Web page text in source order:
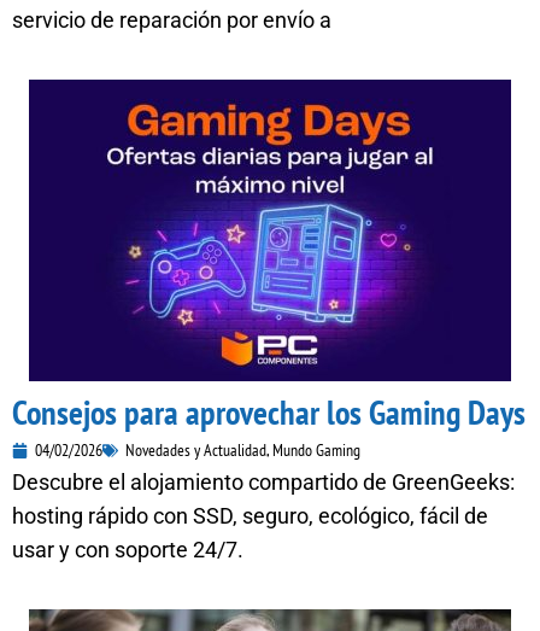
servicio de reparación por envío a
Consejos para aprovechar los Gaming Days
04/02/2026 Novedades y Actualidad,Mundo Gaming
Descubre el alojamiento compartido de GreenGeeks:
hosting rápido con SSD, seguro, ecológico, fácil de
usar y con soporte 24/7.